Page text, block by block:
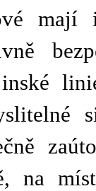
mají
na